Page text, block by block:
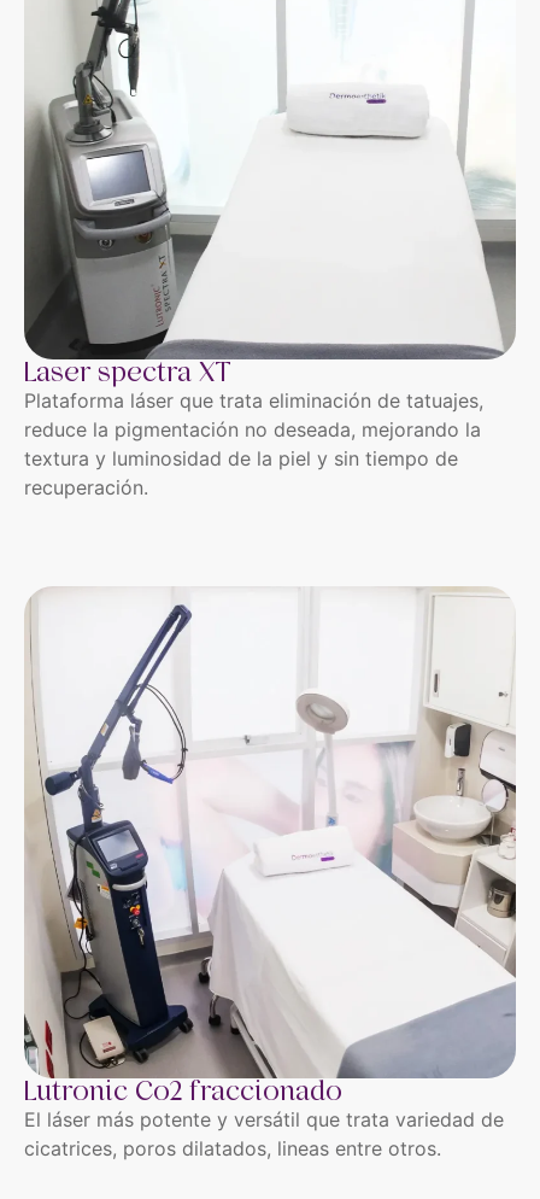
Laser spectra XT
Plataforma láser que trata eliminación de tatuajes,
reduce la pigmentación no deseada, mejorando la
textura y luminosidad de la piel y sin tiempo de
recuperación.
Lutronic Co2 fraccionado
El láser más potente y versátil que trata variedad de
cicatrices, poros dilatados, lineas entre otros.